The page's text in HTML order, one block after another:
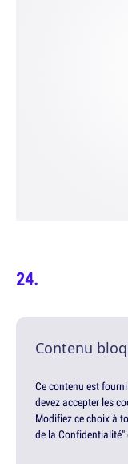
Contenu
Ce contenu est
devez accepter les
Modifiez ce choix à
de la Confidentialité"